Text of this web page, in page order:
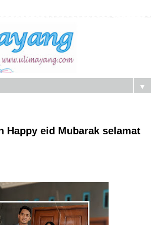
▼
Happy eid Mubarak selamat